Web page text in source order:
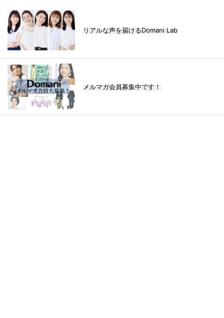
リアルな声を届けるDomani Lab
メルマガ会員募集中です！